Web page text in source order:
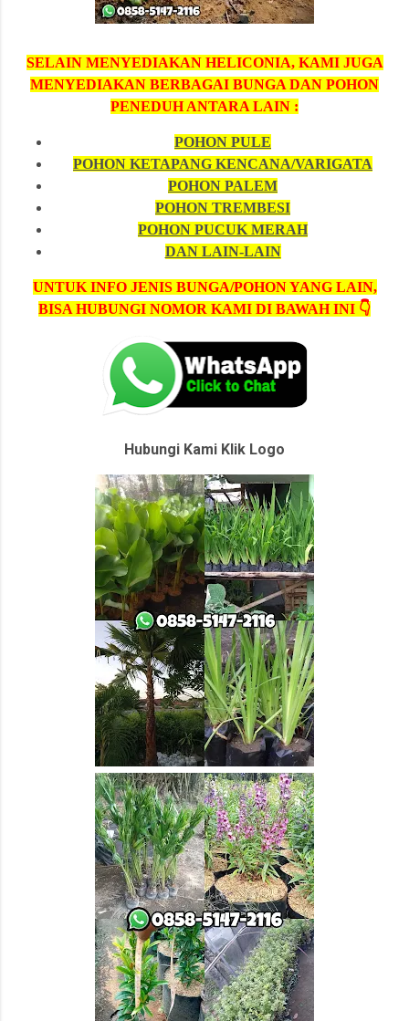
SELAIN MENYEDIAKAN HELICONIA, KAMI JUGA
MENYEDIAKAN BERBAGAI BUNGA DAN POHON
PENEDUH ANTARA LAIN :
POHON PULE
POHON KETAPANG KENCANA/VARIGATA
POHON PALEM
POHON TREMBESI
POHON PUCUK MERAH
DAN LAIN-LAIN
UNTUK INFO JENIS BUNGA/POHON YANG LAIN,
BISA HUBUNGI NOMOR KAMI DI BAWAH INI 👇
Hubungi Kami Klik Logo